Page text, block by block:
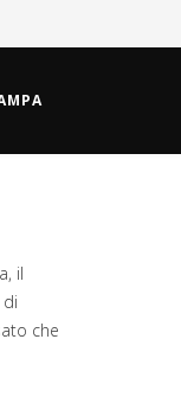
il
che